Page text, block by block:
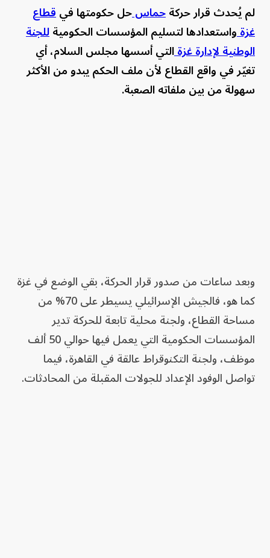
لم يُحدث قرار حركةحماسحل حكومتها فيقطاع
غزةواستعدادها لتسليم المؤسسات الحكوميةللجنة
الوطنية لإدارة غزةالتي أسسها مجلس السلام، أي
تغيّر في واقع القطاع لأن ملف الحكم يبدو من الأكثر
سهولة من بين ملفاته الصعبة.
وبعد ساعات من صدور قرار الحركة، بقي الوضع في غزة
كما هو، فالجيش الإسرائيلي يسيطر على 70% من
مساحة القطاع، ولجنة محلية تابعة للحركة تدير
المؤسسات الحكومية التي يعمل فيها حوالي 50 ألف
موظف، ولجنة التكنوقراط عالقة في القاهرة، فيما
تواصل الوفود الإعداد للجولات المقبلة من المحادثات.